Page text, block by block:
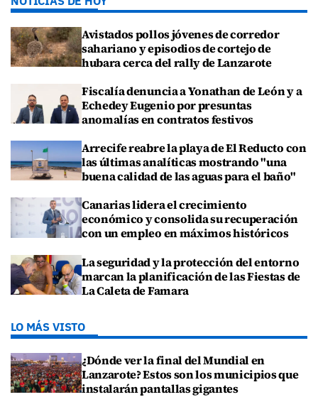
Avistados pollos jóvenes de corredor
sahariano y episodios de cortejo de
hubara cerca del rally de Lanzarote
Fiscalía denuncia a Yonathan de León y a
Echedey Eugenio por presuntas
anomalías en contratos festivos
Arrecife reabre la playa de El Reducto con
las últimas analíticas mostrando "una
buena calidad de las aguas para el baño"
Canarias lidera el crecimiento
económico y consolida su recuperación
con un empleo en máximos históricos
La seguridad y la protección del entorno
marcan la planificación de las Fiestas de
La Caleta de Famara
LO MÁS VISTO
¿Dónde ver la final del Mundial en
Lanzarote? Estos son los municipios que
instalarán pantallas gigantes